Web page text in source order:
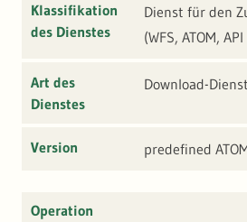
Klassifikation
des Dienstes
Dienst für den
(WFS, ATOM,
Art des
Dienstes
Download-
Version predefined
Operation